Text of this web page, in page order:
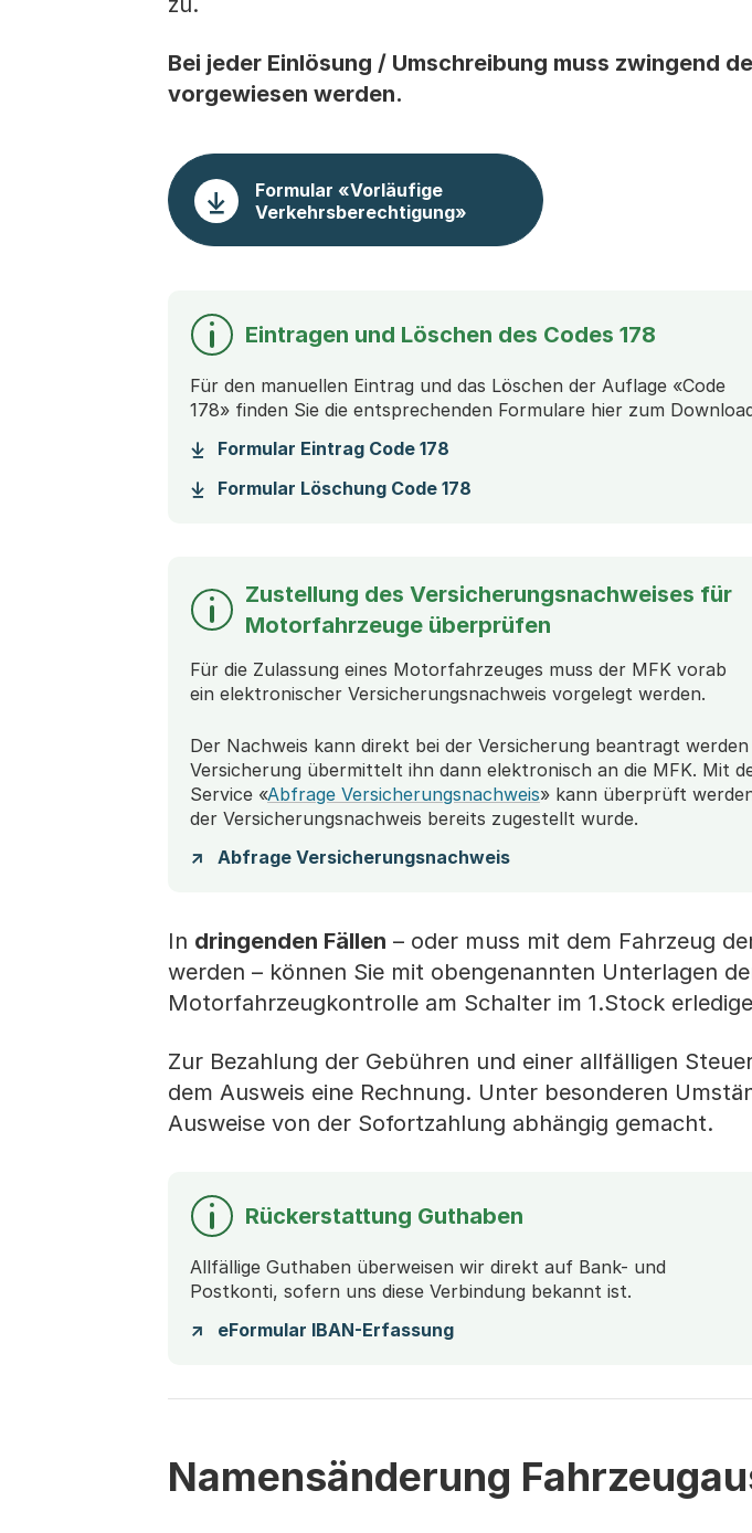
Bei jeder Einlösung / Umschreibung muss zwingend
vorgewiesen werden.
Formular «Vorläufige
Verkehrsberechtigung»
Eintragen und Löschen des Codes 178
Für den manuellen Eintrag und das Löschen der Auflage «Code
178» finden Sie die entsprechenden Formulare hier zum
Formular Eintrag Code 178
Formular Löschung Code 178
Zustellung des Versicherungsnachweises für
Motorfahrzeuge überprüfen
Für die Zulassung eines Motorfahrzeuges muss der MFK vorab
ein elektronischer Versicherungsnachweis vorgelegt werden.
Der Nachweis kann direkt bei der Versicherung beantragt werden
Versicherung übermittelt ihn dann elektronisch an die MFK. Mit
Service «Abfrage Versicherungsnachweis» kann überprüft
der Versicherungsnachweis bereits zugestellt wurde.
Abfrage Versicherungsnachweis
In dringenden Fällen – oder muss mit dem Fahrzeug
werden – können Sie mit obengenannten Unterlagen
Motorfahrzeugkontrolle am Schalter im 1.Stock
Zur Bezahlung der Gebühren und einer allfälligen
dem Ausweis eine Rechnung. Unter besonderen
Ausweise von der Sofortzahlung abhängig gemacht.
Rückerstattung Guthaben
Allfällige Guthaben überweisen wir direkt auf Bank- und
Postkonti, sofern uns diese Verbindung bekannt ist.
eFormular IBAN-Erfassung
Namensänderung